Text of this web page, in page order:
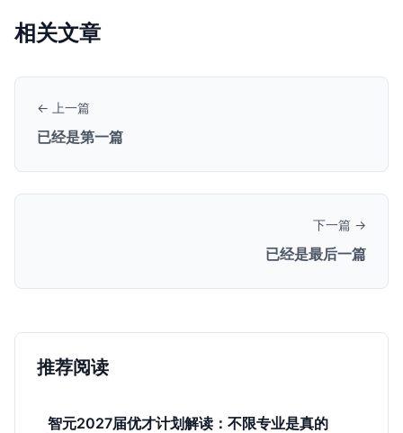
相关文章
← 上一篇
已经是第一篇
下一篇 →
已经是最后一篇
推荐阅读
智元2027届优才计划解读：不限专业是真的